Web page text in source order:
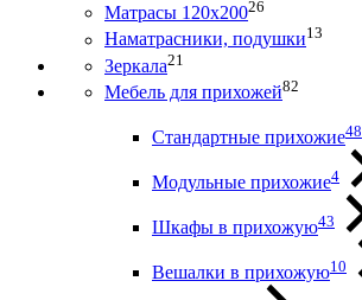
Матрасы 120х20026
Наматрасники, подушки13
Зеркала21
Мебель для прихожей82
Стандартные прихожие48
Модульные прихожие4
Шкафы в прихожую43
Вешалки в прихожую10